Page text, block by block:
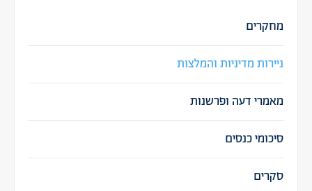
מחקרים
ניירות מדיניות והמלצות
מאמרי דעה ופרשנות
סיכומי כנסים
סקרים